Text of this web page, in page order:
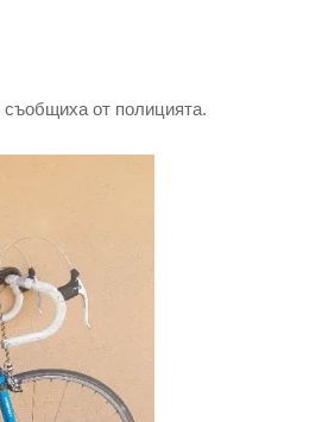
от полицията.